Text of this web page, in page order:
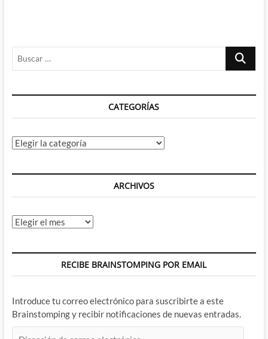
Buscar
CATEGORÍAS
Categorías
ARCHIVOS
Archivos
RECIBE BRAINSTOMPING POR EMAIL
Introduce tu correo electrónico para suscribirte a este
Brainstomping y recibir notificaciones de nuevas entradas.